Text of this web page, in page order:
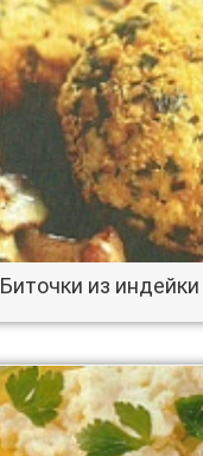
Биточки из индейки